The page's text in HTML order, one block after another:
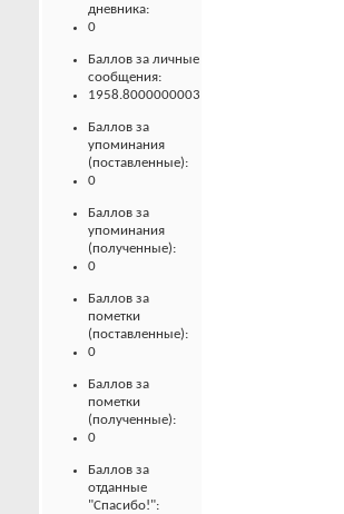
дневника:
0
Баллов за личные
сообщения:
1958.8000000003
Баллов за
упоминания
(поставленные):
0
Баллов за
упоминания
(полученные):
0
Баллов за
пометки
(поставленные):
0
Баллов за
пометки
(полученные):
0
Баллов за
отданные
"Спасибо!":